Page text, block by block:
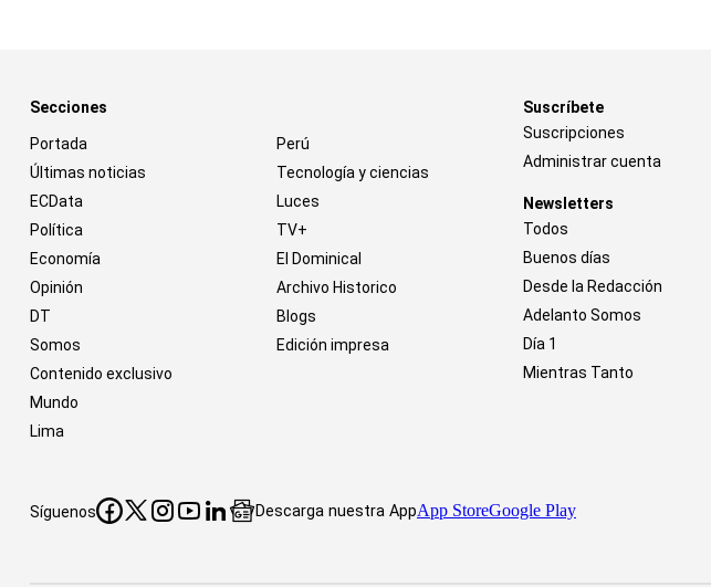
Secciones
Portada
Últimas noticias
ECData
Política
Economía
Opinión
DT
Somos
Contenido exclusivo
Mundo
Lima
Perú
Tecnología y ciencias
Luces
TV+
El Dominical
Archivo Historico
Blogs
Edición impresa
Suscríbete
Suscripciones
Administrar cuenta
Newsletters
Todos
Buenos días
Desde la Redacción
Adelanto Somos
Día 1
Mientras Tanto
Síguenos Descarga nuestra AppApp StoreGoogle Play